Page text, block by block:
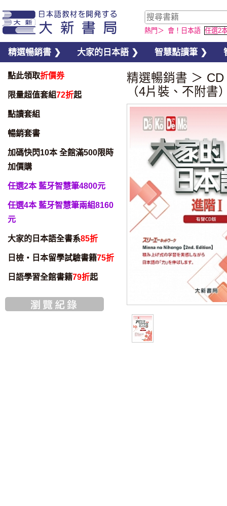
熱門＞ 會！日本語 任選2
精選暢銷書 ❯ 大家的日本語 ❯ 智慧點讀筆 ❯
點此領取折價券
限量超值套組72折起
點讀套組
暢銷套書
加碼快閃10本 全館滿500限時
加價購
任選2本 藍牙智慧筆4800元
任選4本 藍牙智慧筆兩組8160
元
大家的日本語全書系85折
日檢・日本留學試驗書籍75折
日語學習全館書籍79折起
精選暢銷書 ＞ CD
（4片裝、不附書